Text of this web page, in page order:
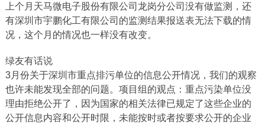
上个月天马微电子股份有限公司龙岗分公司没有做监测，还
有深圳市宇鹏化工有限公司的监测结果报送表无法下载的情
况，这个月的情况也一样没有改变。
绿友有话说
3月份关于深圳市重点排污单位的信息公开情况，我们的观察
也许未能发现全部的问题。项目组的观点：重点污染单位没
理由拒绝公开了，因为国家的相关法律已规定了这些企业的
公开信息内容和公开时限，未能按时或者按要求公开的企业